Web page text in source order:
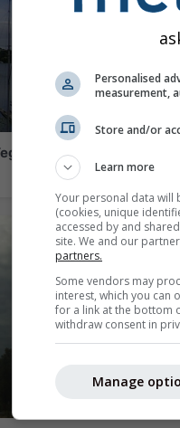
Удаљеност: 22.3 km
Personalised
measurement,
Store and/or
Learn more
Your personal data will
(cookies, unique
accessed by and
site. We and our
partners.
Some vendors may
interest, which you can
for a link at the bottom
withdraw consent in
Manage